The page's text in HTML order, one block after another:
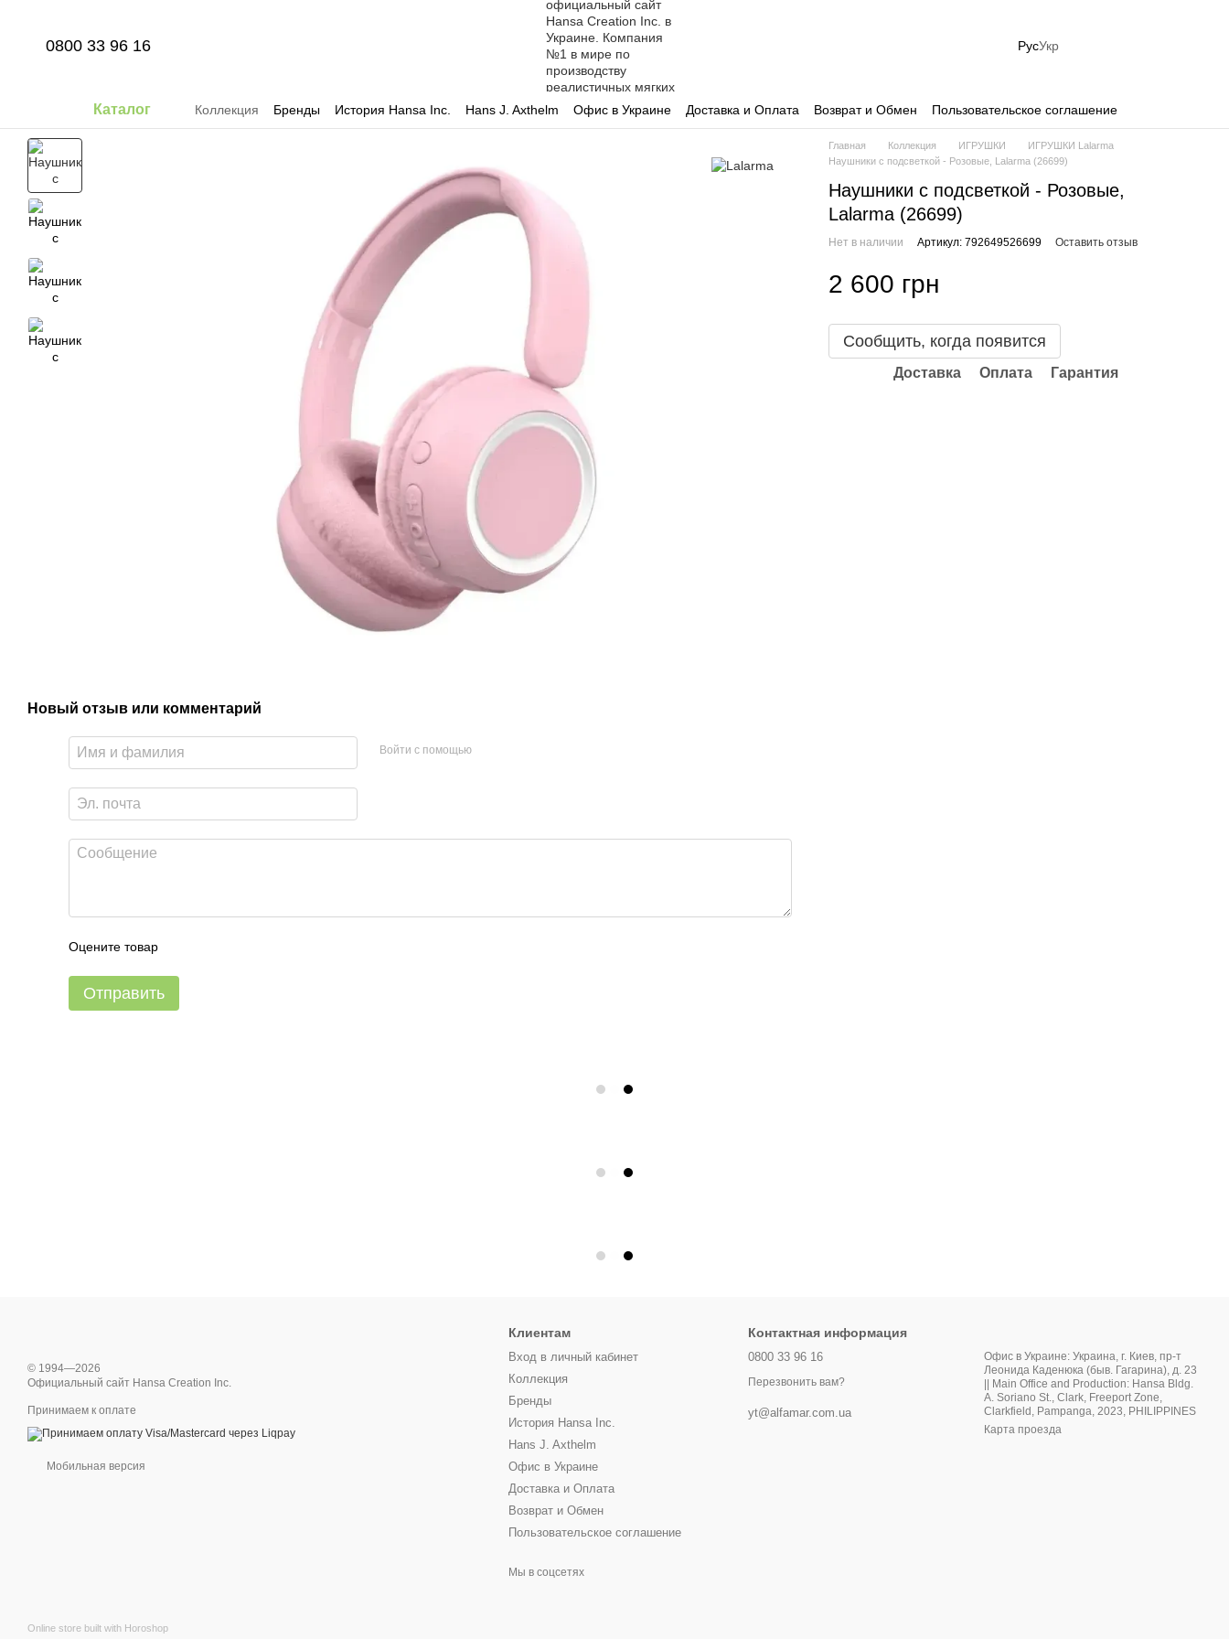
0800 33 96 16 РусУкр
Каталог Коллекция Бренды История Hansa Inc. Hans J. Axthelm Офис в Украине Доставка и Оплата Возврат и Обмен Пользовательское соглашение
Новый отзыв или комментарий
Войти с помощью
Оцените товар
Отправить
Главная Коллекция ИГРУШКИ
ИГРУШКИ Lalarma
Наушники с подсветкой - Розовые, Lalarma (26699)
Наушники с подсветкой - Розовые,
Lalarma (26699)
Нет в наличии Артикул: 792649526699 Оставить отзыв
2 600 грн
Сообщить, когда появится
Доставка Оплата Гарантия
© 1994—2026
Официальный сайт Hansa Creation Inc.
Принимаем к оплате
Мобильная версия
Online store built with Horoshop
Клиентам
Вход в личный кабинет
Коллекция
Бренды
История Hansa Inc.
Hans J. Axthelm
Офис в Украине
Доставка и Оплата
Возврат и Обмен
Пользовательское соглашение
Мы в соцсетях
Контактная информация
0800 33 96 16
Перезвонить вам?
yt@alfamar.com.ua
Офис в Украине: Украина, г. Киев, пр-т
Леонида Каденюка (быв. Гагарина), д. 23
|| Main Office and Production: Hansa Bldg.
A. Soriano St., Clark, Freeport Zone,
Clarkfield, Pampanga, 2023, PHILIPPINES
Карта проезда